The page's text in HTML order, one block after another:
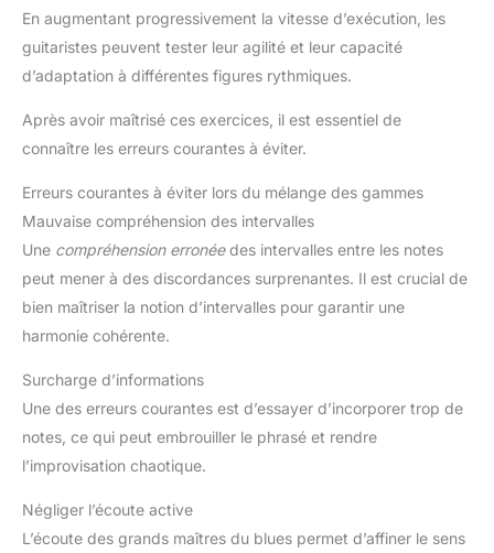
En augmentant progressivement la vitesse d’exécution, les
guitaristes peuvent tester leur agilité et leur capacité
d’adaptation à différentes figures rythmiques.
Après avoir maîtrisé ces exercices, il est essentiel de
connaître les erreurs courantes à éviter.
Erreurs courantes à éviter lors du mélange des gammes
Mauvaise compréhension des intervalles
Une compréhension erronéedes intervalles entre les notes
peut mener à des discordances surprenantes. Il est crucial de
bien maîtriser la notion d’intervalles pour garantir une
harmonie cohérente.
Surcharge d’informations
Une des erreurs courantes est d’essayer d’incorporer trop de
notes, ce qui peut embrouiller le phrasé et rendre
l’improvisation chaotique.
Négliger l’écoute active
L’écoute des grands maîtres du blues permet d’affiner le sens